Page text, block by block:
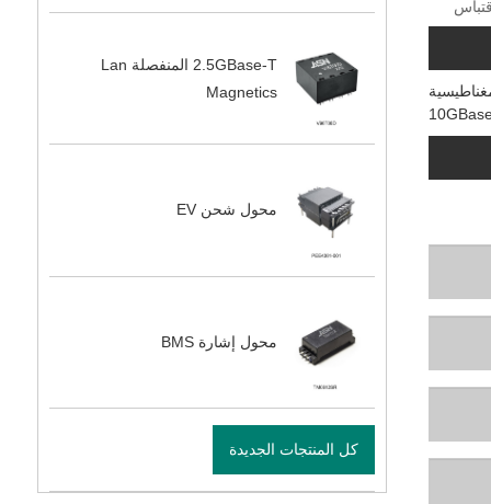
2.5GBase-T المنفصلة Lan
Magnetics
محول شحن EV
محول إشارة BMS
كل المنتجات الجديدة